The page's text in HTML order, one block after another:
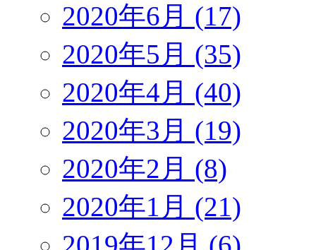
2020年6月 (17)
2020年5月 (35)
2020年4月 (40)
2020年3月 (19)
2020年2月 (8)
2020年1月 (21)